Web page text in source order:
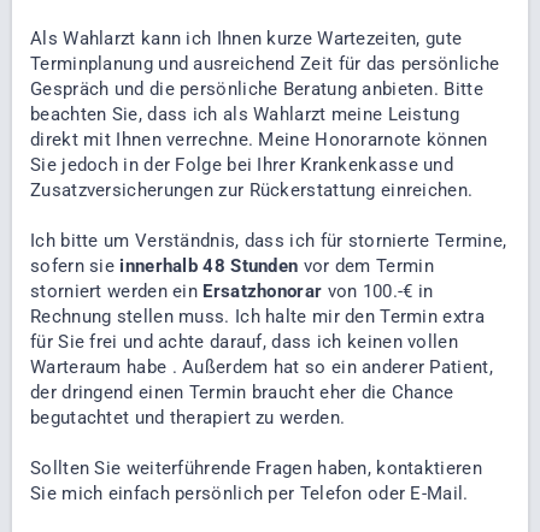
Als Wahlarzt kann ich Ihnen kurze Wartezeiten, gute
Terminplanung und ausreichend Zeit für das persönliche
Gespräch und die persönliche Beratung anbieten. Bitte
beachten Sie, dass ich als Wahlarzt meine Leistung
direkt mit Ihnen verrechne. Meine Honorarnote können
Sie jedoch in der Folge bei Ihrer Krankenkasse und
Zusatzversicherungen zur Rückerstattung einreichen.
Ich bitte um Verständnis, dass ich für stornierte Termine,
sofern sie innerhalb 48 Stunden vor dem Termin
storniert werden ein Ersatzhonorar von 100.-€ in
Rechnung stellen muss. Ich halte mir den Termin extra
für Sie frei und achte darauf, dass ich keinen vollen
Warteraum habe . ​Außerdem hat so ein anderer Patient,
der dringend einen Termin braucht eher die Chance
begutachtet und therapiert zu werden.
Sollten Sie weiterführende Fragen haben, kontaktieren
Sie mich einfach persönlich per Telefon oder E-Mail.